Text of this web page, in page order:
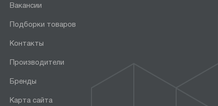
Вакансии
Подборки товаров
Контакты
Производители
Бренды
Карта сайта